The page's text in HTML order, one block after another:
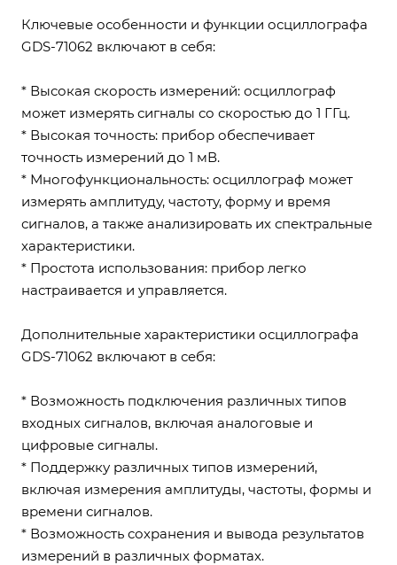
Ключевые особенности и функции осциллографа
GDS-71062 включают в себя:
* Высокая скорость измерений: осциллограф
может измерять сигналы со скоростью до 1 ГГц.
* Высокая точность: прибор обеспечивает
точность измерений до 1 мВ.
* Многофункциональность: осциллограф может
измерять амплитуду, частоту, форму и время
сигналов, а также анализировать их спектральные
характеристики.
* Простота использования: прибор легко
настраивается и управляется.
Дополнительные характеристики осциллографа
GDS-71062 включают в себя:
* Возможность подключения различных типов
входных сигналов, включая аналоговые и
цифровые сигналы.
* Поддержку различных типов измерений,
включая измерения амплитуды, частоты, формы и
времени сигналов.
* Возможность сохранения и вывода результатов
измерений в различных форматах.